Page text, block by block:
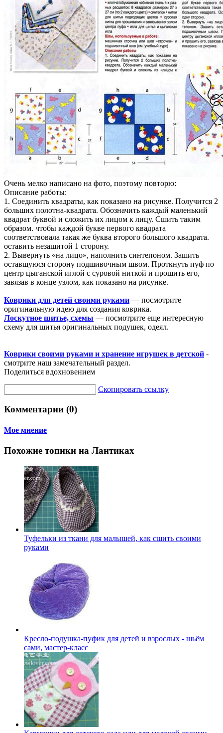
Очень мелко написано на фото, поэтому повторю:
Описание работы:
1. Соединить квадраты, как показано на рисунке. Получится 2
больших полотна-квадрата. Обозначить каждый маленький
квадрат буквой и сложить их лицом к лицу. Сшить таким
образом. чтобы каждой букве первого квадрата
соответствовала такая же буква второго большого квадрата.
оставить незашитой 1 сторону.
2. Вывернуть «на лицо», наполнить синтепоном. Зашить
оставшуюся сторону подшивочным швом. Проткнуть пуф по
центр цыганской иглой с суровой ниткой и прошить его,
завязав в конце узлом, как показано на рисунке.
Коврики для детей своими руками — посмотрите
оригинальную идею для создания коврика.
Лоскутное шитье, схемы — посмотрите еще интересную
схему для шитья оригинальных подушек, одеял.
Коврики своими руками и хранение игрушек в детской -
смотрите наш замечательный раздел.
Поделиться вдохновением
Скопировать ссылку
Комментарии (0)
Мое мнение
Похожие топики на Лантиках
Туфельки из ткани для малышей, как сшить своими
руками
Кресло-подушка-пуфик для детей и взрослых - шьём
сами, мастер-класс